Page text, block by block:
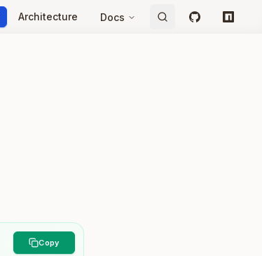
Architecture Docs GitHubnpm